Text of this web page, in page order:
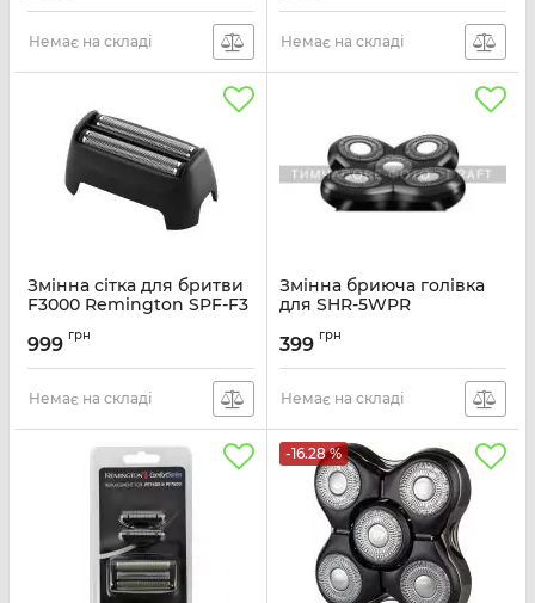
Немає на складі Немає на складі
Змінна сітка для бритви
F3000 Remington SPF-F3
999 грн
Немає на складі
Змінна бриюча голівка
для SHR-5WPR
399 грн
Немає на складі
-16.28 %